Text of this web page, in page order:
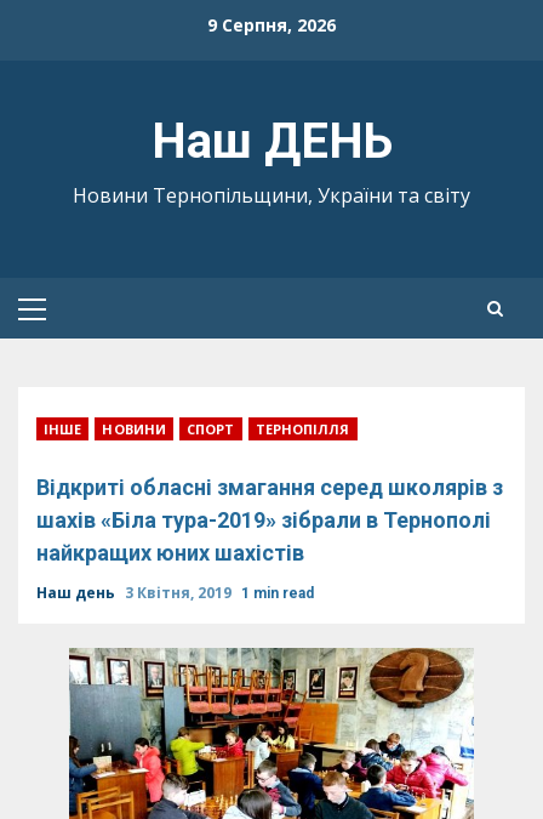
9 Серпня, 2026
Наш ДЕНЬ
Новини Тернопільщини, України та світу
Primary
ІНШЕ НОВИНИ СПОРТ ТЕРНОПІЛЛЯ
Відкриті обласні змагання серед школярів з
шахів «Біла тура-2019» зібрали в Тернополі
найкращих юних шахістів
Наш день 3 Квітня, 2019 1 min read